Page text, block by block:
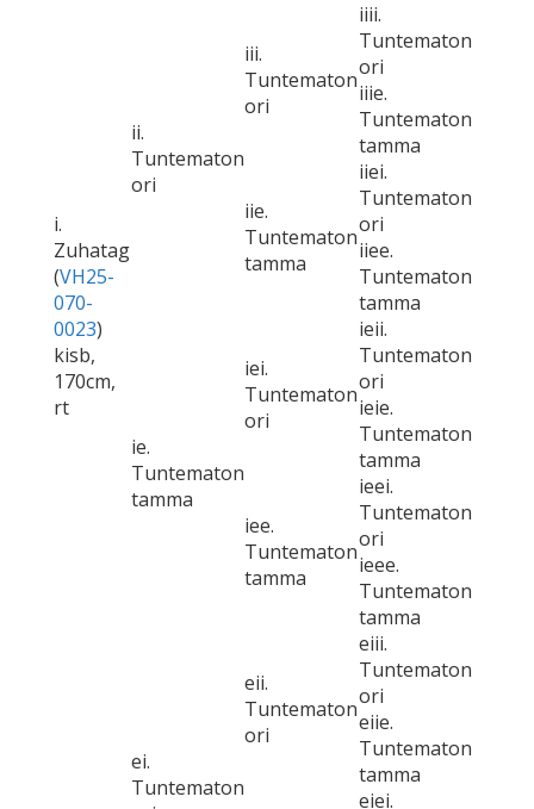
i.
Zuhatag
(VH25-
070-
0023)
kisb,
170cm,
rt
ii.
Tuntematon
ori
iii.
Tuntematon
ori
iiii.
Tuntematon
ori
iiie.
Tuntematon
tamma
iie.
Tuntematon
tamma
iiei.
Tuntematon
ori
iiee.
Tuntematon
tamma
ie.
Tuntematon
tamma
iei.
Tuntematon
ori
ieii.
Tuntematon
ori
ieie.
Tuntematon
tamma
iee.
Tuntematon
tamma
ieei.
Tuntematon
ori
ieee.
Tuntematon
tamma
ei.
Tuntematon
eii.
Tuntematon
ori
eiii.
Tuntematon
ori
eiie.
Tuntematon
tamma
eiei.